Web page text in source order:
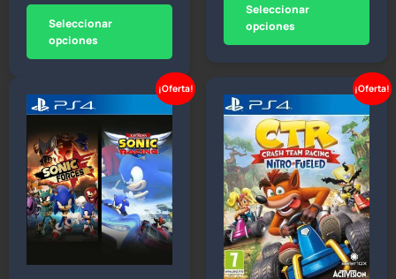
Seleccionar
opciones
Seleccionar
opciones
¡Oferta! ¡Oferta!